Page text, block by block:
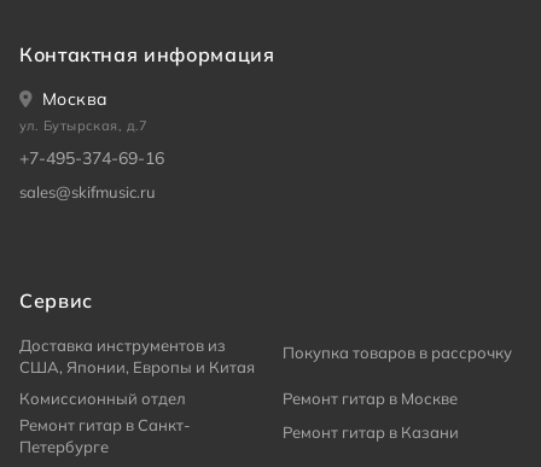
Контактная информация
Москва
ул. Бутырская, д.7
+7-495-374-69-16
sales@skifmusic.ru
Сервис
Доставка инструментов из
США, Японии, Европы и Китая
Покупка товаров в рассрочку
Комиссионный отдел
Ремонт гитар в Москве
Ремонт гитар в Санкт-
Петербурге
Ремонт гитар в Казани